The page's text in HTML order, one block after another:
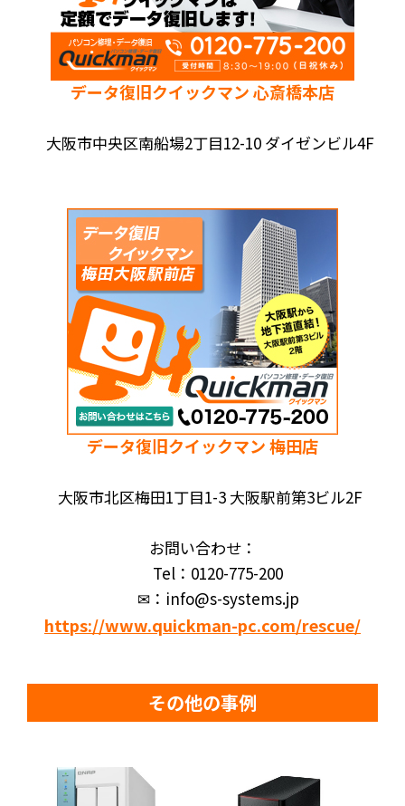
データ復旧クイックマン 心斎橋本店
大阪市中央区南船場2丁目12-10 ダイゼンビル4F
データ復旧クイックマン 梅田店
大阪市北区梅田1丁目1-3 大阪駅前第3ビル2F
お問い合わせ：
Tel：0120-775-200
✉：info@s-systems.jp
https://www.quickman-pc.com/rescue/
その他の事例